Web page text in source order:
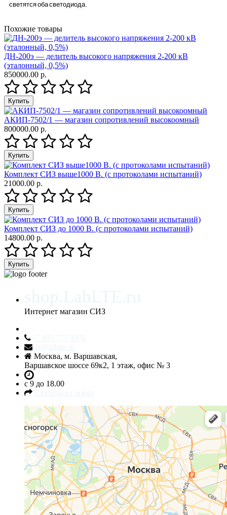
светятся оба светодиода.
Похожие товары
ДН-200э — делитель высокого напряжения 2-200 кВ
(эталонный, 0,5%)
850000.00 р.
АКИП-7502/1 — магазин сопротивлений высокоомный
800000.00 р.
Комплект СИЗ выше1000 В. (с протоколами испытаний)
21000.00 р.
Комплект СИЗ до 1000 В. (с протоколами испытаний)
14800.00 р.
Интернет магазин СИЗ
Москва, м. Варшавская,
Варшавское шоссе 69к2, 1 этаж, офис № 3
c 9 до 18.00